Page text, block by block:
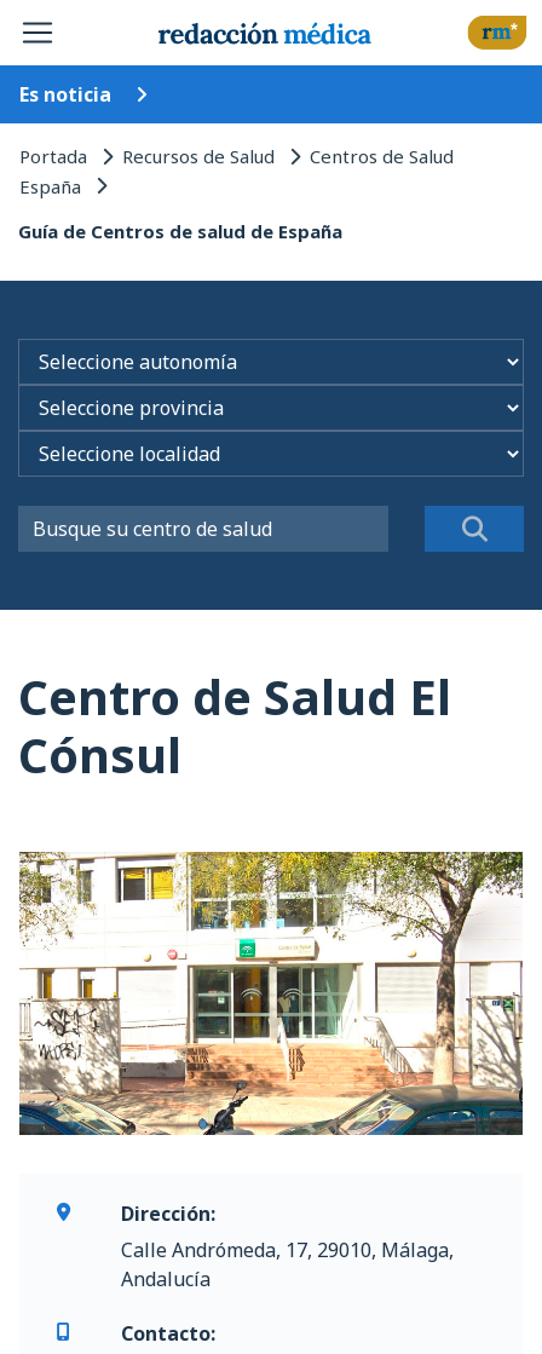
Es noticia
Portada Recursos de Salud Centros de Salud
España
Guía de Centros de salud de España
Centro de Salud El
Cónsul
Dirección:
Calle Andrómeda, 17, 29010, Málaga,
Andalucía
Contacto: